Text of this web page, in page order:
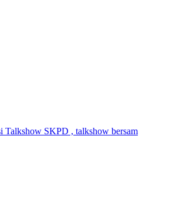
Talkshow SKPD , talkshow bersam